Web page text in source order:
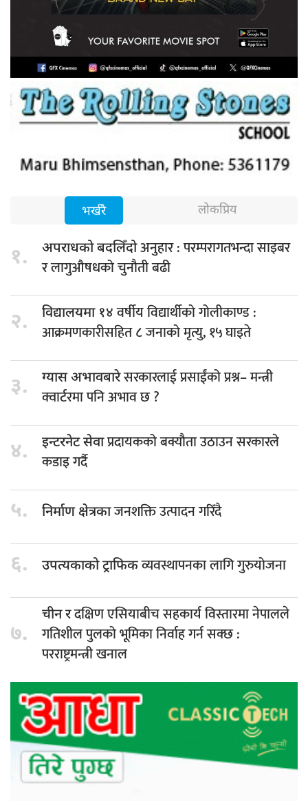
भर्खरै लोकप्रिय
१. अपराधको बदलिँदोअनुहार : परम्परागतभन्दा साइबर
र लागुऔषधको चुनौती बढी
२. विद्यालयमा १४वर्षीय विद्यार्थीको गोलीकाण्ड :
आक्रमणकारीसहित ८ जनाको मृत्यु, १५ घाइते
३. ग्यास अभावबारेसरकारलाई प्रसाईंको प्रश्न– मन्त्री
क्वार्टरमा पनि अभाव छ ?
४. इन्टरनेट सेवाप्रदायकको बक्यौता उठाउन सरकारले
कडाइ गर्दै
५. निर्माण क्षेत्रकाजनशक्ति उत्पादन गरिँदै
६. उपत्यकाको ट्राफिकव्यवस्थापनका लागि गुरुयोजना
७.
चीन रदक्षिण एसियाबीच सहकार्य विस्तारमा नेपालले
गतिशील पुलको भूमिका निर्वाह गर्न सक्छ :
परराष्ट्रमन्त्री खनाल